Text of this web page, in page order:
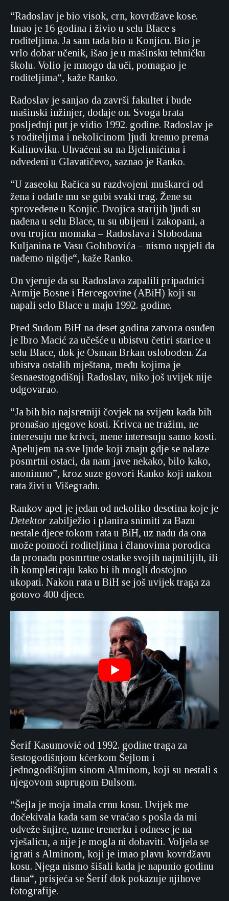
“Radoslav je bio visok, crn, kovrdžave kose.
Imao je 16 godina i živio u selu Blace s
roditeljima. Ja sam tada bio u Konjicu. Bio je
vrlo dobar učenik, išao je u mašinsku tehničku
školu. Volio je mnogo da uči, pomagao je
roditeljima“, kaže Ranko.
Radoslav je sanjao da završi fakultet i bude
mašinski inžinjer, dodaje on. Svoga brata
posljednji put je vidio 1992. godine. Radoslav je
s roditeljima i nekolicinom ljudi krenuo prema
Kalinoviku. Uhvaćeni su na Bjelimićima i
odvedeni u Glavatičevo, saznao je Ranko.
“U zaseoku Račica su razdvojeni muškarci od
žena i odatle mu se gubi svaki trag. Žene su
sprovedene u Konjic. Dvojica starijih ljudi su
nađena u selu Blace, tu su ubijeni i zakopani, a
ovu trojicu momaka – Radoslava i Slobodana
Kuljanina te Vasu Golubovića – nismo uspjeli da
nađemo nigdje“, kaže Ranko.
On vjeruje da su Radoslava zapalili pripadnici
Armije Bosne i Hercegovine (ABiH) koji su
napali selo Blace u maju 1992. godine.
Pred Sudom BiH na deset godina zatvora osuđen
je Ibro Macić za učešće u ubistvu četiri starice u
selu Blace, dok je Osman Brkan oslobođen. Za
ubistva ostalih mještana, među kojima je
šesnaestogodišnji Radoslav, niko još uvijek nije
odgovarao.
“Ja bih bio najsretniji čovjek na svijetu kada bih
pronašao njegove kosti. Krivca ne tražim, ne
interesuju me krivci, mene interesuju samo kosti.
Apelujem na sve ljude koji znaju gdje se nalaze
posmrtni ostaci, da nam jave nekako, bilo kako,
anonimno”, kroz suze govori Ranko koji nakon
rata živi u Višegradu.
Rankov apel je jedan od nekoliko desetina koje je
Detektor zabilježio i planira snimiti za Bazu
nestale djece tokom rata u BiH, uz nadu da ona
može pomoći roditeljima i članovima porodica
da pronađu posmrtne ostatke svojih najmilijih, ili
ih kompletiraju kako bi ih mogli dostojno
ukopati. Nakon rata u BiH se još uvijek traga za
gotovo 400 djece.
Šerif Kasumović od 1992. godine traga za
šestogodišnjom kćerkom Šejlom i
jednogodišnjim sinom Alminom, koji su nestali s
njegovom suprugom Đulsom.
“Šejla je moja imala crnu kosu. Uvijek me
dočekivala kada sam se vraćao s posla da mi
odveže šnjire, uzme trenerku i odnese je na
vješalicu, a nije je mogla ni dobaviti. Voljela se
igrati s Alminom, koji je imao plavu kovrdžavu
kosu. Njega nismo šišali kada je napunio godinu
dana“, prisjeća se Šerif dok pokazuje njihove
fotografije.